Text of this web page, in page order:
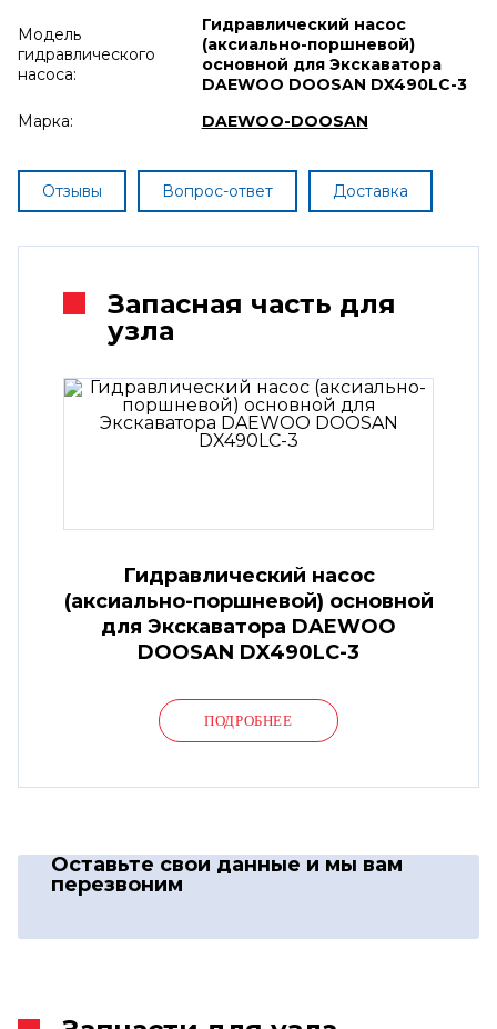
Модель
гидравлического
насоса:
Гидравлический насос
(аксиально-поршневой)
основной для Экскаватора
DAEWOO DOOSAN DX490LC-3
Марка:
DAEWOO-DOOSAN
Отзывы Вопрос-ответ Доставка
Запасная часть для
узла
Гидравлический насос
(аксиально-поршневой) основной
для Экскаватора DAEWOO
DOOSAN DX490LC-3
ПОДРОБНЕЕ
Оставьте свои данные и мы вам
перезвоним